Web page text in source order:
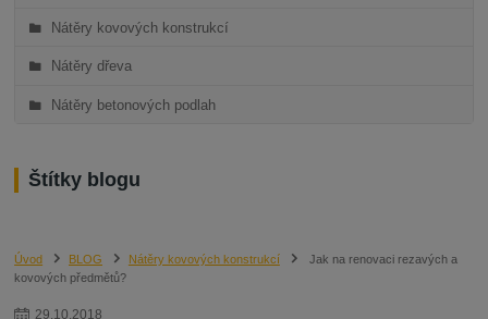
Nátěry kovových konstrukcí
Nátěry dřeva
Nátěry betonových podlah
Štítky blogu
Úvod BLOG Nátěry kovových konstrukcí
Jak na renovaci rezavých a
kovových předmětů?
29.10.2018